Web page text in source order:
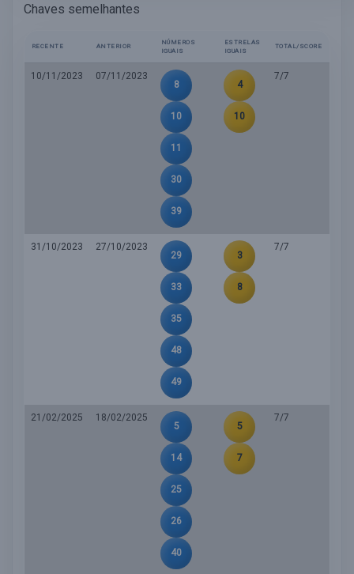
Chaves semelhantes
RECENTE ANTERIOR
NÚMEROS
IGUAIS
ESTRELAS
IGUAIS
TOTAL/SCORE
10/11/2023
07/11/2023
8
10
11
30
39
4
10
7/7
31/10/2023
27/10/2023
29
33
35
48
49
3
8
7/7
21/02/2025
18/02/2025
5
14
25
26
40
5
7
7/7